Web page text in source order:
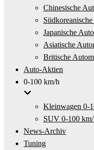
Chinesische
Japanische
Asiatische
Britische
Auto-Aktien
0-100 km/h
Kleinwagen 0-
SUV 0-100
News-Archiv
Tuning